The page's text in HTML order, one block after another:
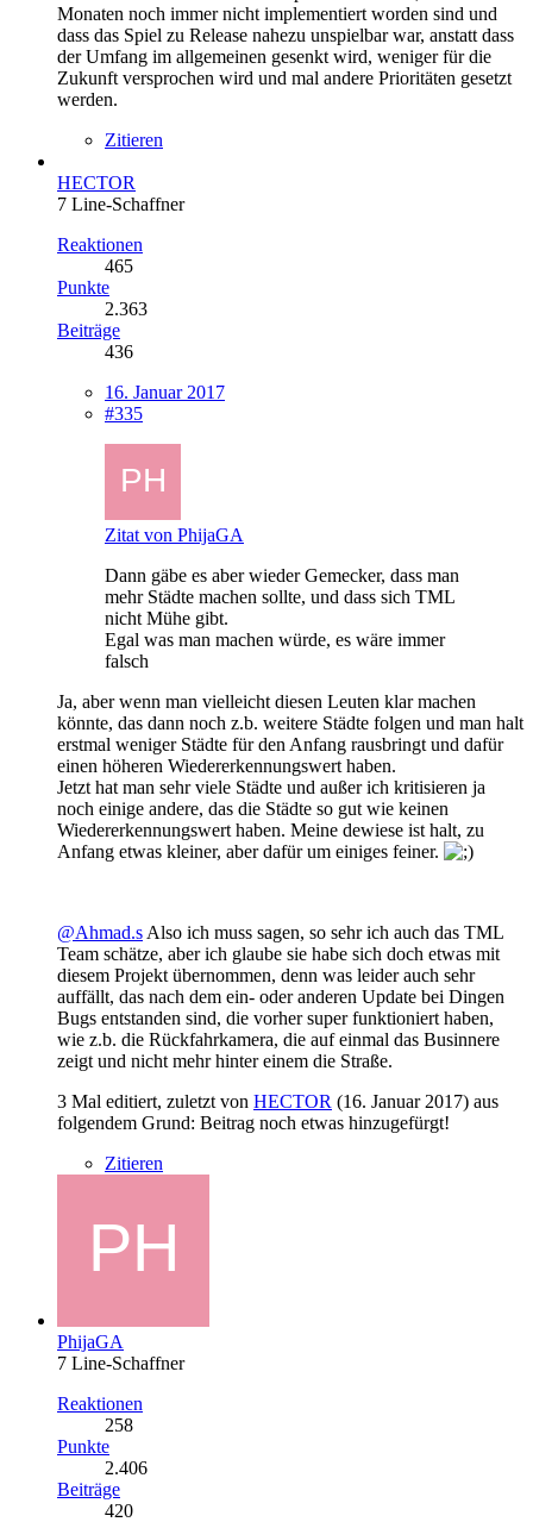
Monaten noch immer nicht implementiert worden sind und
dass das Spiel zu Release nahezu unspielbar war, anstatt dass
der Umfang im allgemeinen gesenkt wird, weniger für die
Zukunft versprochen wird und mal andere Prioritäten gesetzt
werden.
Zitieren
HECTOR
7 Line-Schaffner
Reaktionen
465
Punkte
2.363
Beiträge
436
16. Januar 2017
#335
Zitat von PhijaGA
Dann gäbe es aber wieder Gemecker, dass man
mehr Städte machen sollte, und dass sich TML
nicht Mühe gibt.
Egal was man machen würde, es wäre immer
falsch
Ja, aber wenn man vielleicht diesen Leuten klar machen
könnte, das dann noch z.b. weitere Städte folgen und man halt
erstmal weniger Städte für den Anfang rausbringt und dafür
einen höheren Wiedererkennungswert haben.
Jetzt hat man sehr viele Städte und außer ich kritisieren ja
noch einige andere, das die Städte so gut wie keinen
Wiedererkennungswert haben. Meine dewiese ist halt, zu
Anfang etwas kleiner, aber dafür um einiges feiner.
@Ahmad.s Also ich muss sagen, so sehr ich auch das TML
Team schätze, aber ich glaube sie habe sich doch etwas mit
diesem Projekt übernommen, denn was leider auch sehr
auffällt, das nach dem ein- oder anderen Update bei Dingen
Bugs entstanden sind, die vorher super funktioniert haben,
wie z.b. die Rückfahrkamera, die auf einmal das Businnere
zeigt und nicht mehr hinter einem die Straße.
3 Mal editiert, zuletzt von HECTOR (16. Januar 2017) aus
folgendem Grund: Beitrag noch etwas hinzugefürgt!
Zitieren
PhijaGA
7 Line-Schaffner
Reaktionen
258
Punkte
2.406
Beiträge
420